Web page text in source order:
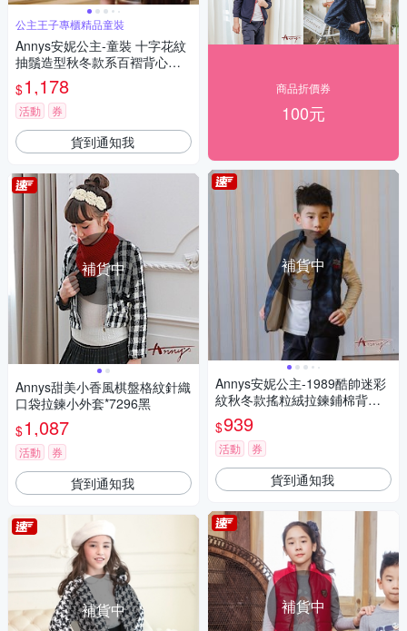
公主王子專櫃精品童裝
Annys安妮公主-童裝 十字花紋
抽鬚造型秋冬款系百褶背心裙*
2239藍色
$1,178
活動 券
貨到通知我
補貨中
Annys甜美小香風棋盤格紋針織
口袋拉鍊小外套*7296黑
$1,087
活動 券
貨到通知我
補貨中
商品折價券
100元
補貨中
Annys安妮公主-1989酷帥迷彩
紋秋冬款搖粒絨拉鍊鋪棉背心*
2479藍色
$939
活動 券
貨到通知我
補貨中